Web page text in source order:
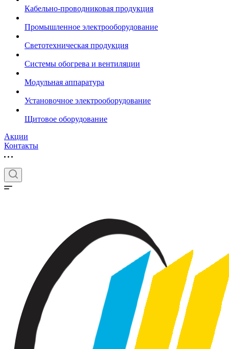
Кабельно-проводниковая продукция
Промышленное электрооборудование
Светотехническая продукция
Системы обогрева и вентиляции
Модульная аппаратура
Установочное электрооборудование
Щитовое оборудование
Акции
Контакты